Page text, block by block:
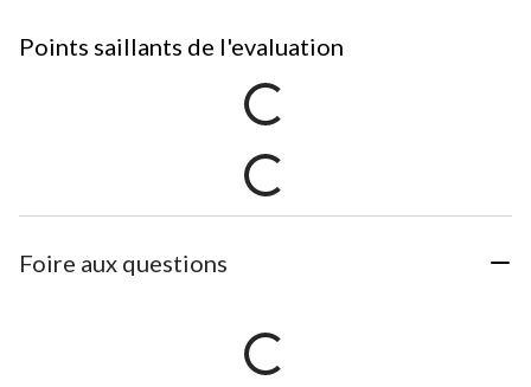
Points saillants de l'evaluation
Foire aux questions